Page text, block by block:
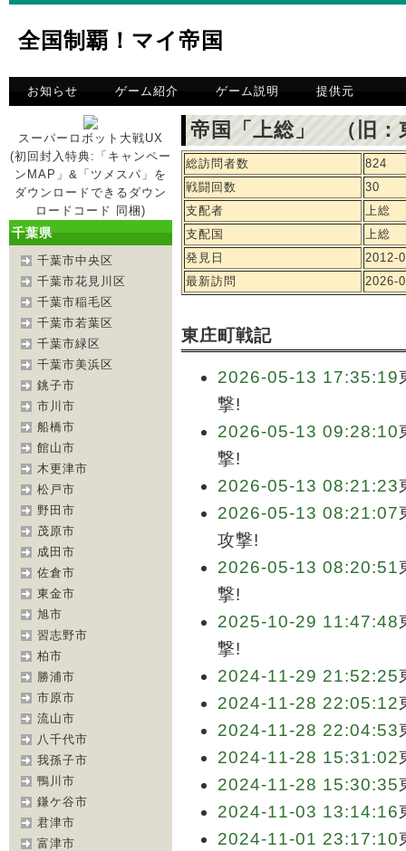
全国制覇！マイ帝国
お知らせ ゲーム紹介 ゲーム説明 提供元
スーパーロボット大戦UX
(初回封入特典:「キャンペー
ンMAP」&「ツメスパ」を
ダウンロードできるダウン
ロードコード 同梱)
千葉県
千葉市中央区
千葉市花見川区
千葉市稲毛区
千葉市若葉区
千葉市緑区
千葉市美浜区
銚子市
市川市
船橋市
館山市
木更津市
松戸市
野田市
茂原市
成田市
佐倉市
東金市
旭市
習志野市
柏市
勝浦市
市原市
流山市
八千代市
我孫子市
鴨川市
鎌ケ谷市
君津市
富津市
帝国「上総」 （旧：
総訪問者数
824
戦闘回数
30
支配者
上総
支配国
上総
発見日
2012-
最新訪問
2026-
東庄町戦記
2026-05-13 17:35:19
撃!
2026-05-13 09:28:10
撃!
2026-05-13 08:21:23
2026-05-13 08:21:07
攻撃!
2026-05-13 08:20:51
撃!
2025-10-29 11:47:48
撃!
2024-11-29 21:52:25
2024-11-28 22:05:12
2024-11-28 22:04:53
2024-11-28 15:31:02
2024-11-28 15:30:35
2024-11-03 13:14:16
2024-11-01 23:17:10